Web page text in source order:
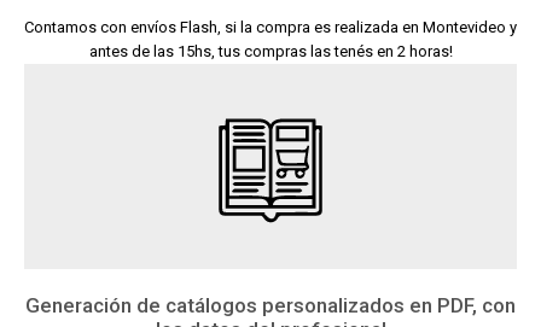
Contamos con envíos Flash, si la compra es realizada en Montevideo y
antes de las 15hs, tus compras las tenés en 2 horas!
Generación de catálogos personalizados en PDF, con